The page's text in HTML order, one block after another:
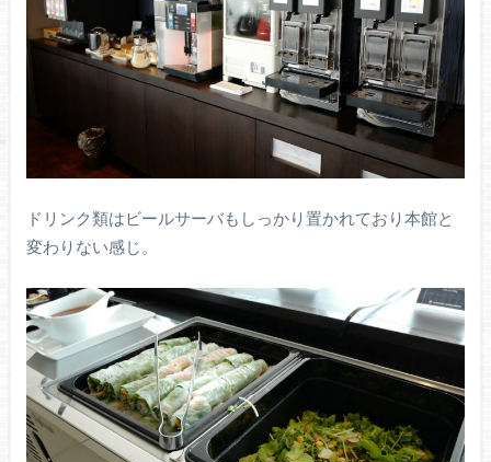
ドリンク類はビールサーバもしっかり置かれており本館と
変わりない感じ。